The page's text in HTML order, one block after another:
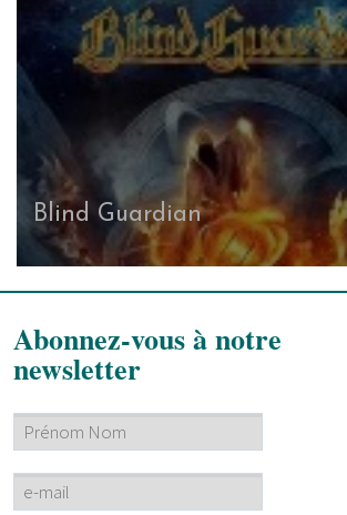
Blind Guardian
Abonnez-vous à notre
newsletter